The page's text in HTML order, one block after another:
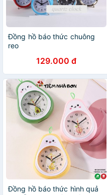
Đồng hồ báo thức chuông
reo
129.000 đ
Đồng hồ báo thức hình quả